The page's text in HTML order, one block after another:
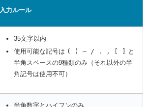
入力ルール
35文字以内
使用可能な記号は ( ) ― / . , [ ]
と
半角スペースの9種類のみ（それ以外の半
角記号は使用不可）
半角数字とハイフンのみ